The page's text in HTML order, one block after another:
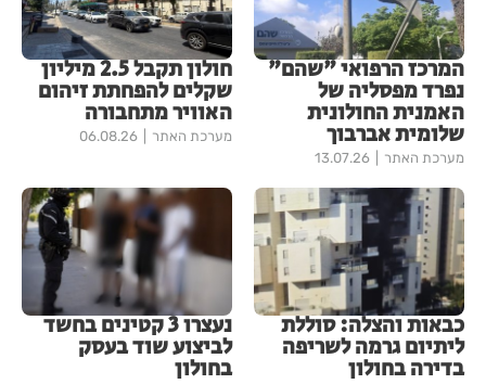
המרכז הרפואי "שהם"
נפרד מפסליה של
האמנית החולונית
שלומית אברבוך
מערכת האתר 13.07.26
חולון תקבל 2.5 מיליון
שקלים להפחתת זיהום
האוויר מתחבורה
מערכת האתר 06.08.26
כבאות והצלה: סוללת
ליתיום גרמה לשריפה
בדירה בחולון
נעצרו 3 קטינים בחשד
לביצוע שוד בעסק
בחולון